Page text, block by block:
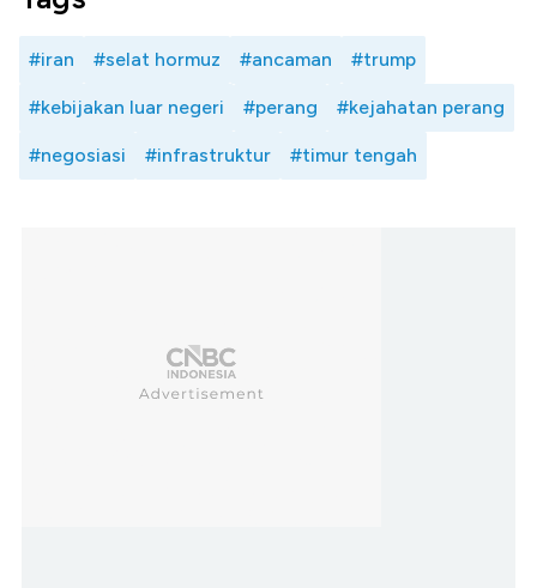
#iran #selat hormuz #ancaman #trump
#kebijakan luar negeri #perang #kejahatan perang
#negosiasi #infrastruktur #timur tengah